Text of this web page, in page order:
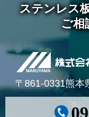
ステンレス
ご相
〒861-0331熊本